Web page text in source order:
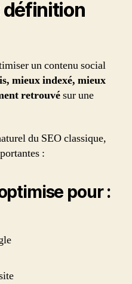
définition
un contenu social
mieux indexé, mieux
retrouvésur une
du SEO classique,
:
pour :